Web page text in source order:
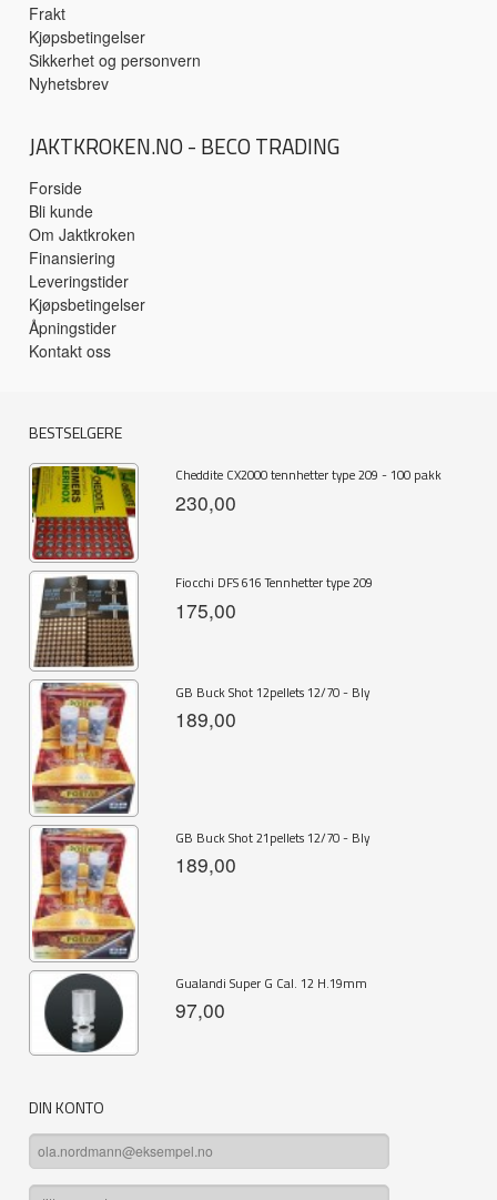
Frakt
Kjøpsbetingelser
Sikkerhet og personvern
Nyhetsbrev
JAKTKROKEN.NO - BECO TRADING
Forside
Bli kunde
Om Jaktkroken
Finansiering
Leveringstider
Kjøpsbetingelser
Åpningstider
Kontakt oss
BESTSELGERE
Cheddite CX2000 tennhetter type 209 - 100 pakk
230,00
Fiocchi DFS 616 Tennhetter type 209
175,00
GB Buck Shot 12pellets 12/70 - Bly
189,00
GB Buck Shot 21pellets 12/70 - Bly
189,00
Gualandi Super G Cal. 12 H.19mm
97,00
DIN KONTO